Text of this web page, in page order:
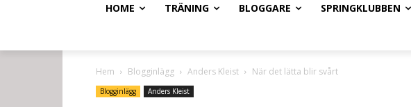
HOME TRÄNING BLOGGARE SPRINGKLUBBEN
Hem Blogginlägg Anders Kleist När det lätta blir svårt
Blogginlägg Anders Kleist